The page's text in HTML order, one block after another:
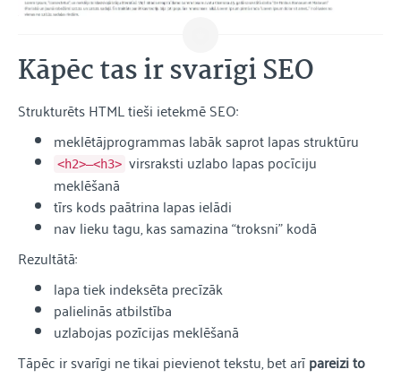
Kāpēc tas ir svarīgi SEO
Strukturēts HTML tieši ietekmē SEO:
meklētājprogrammas labāk saprot lapas struktūru
<h2>–<h3> virsraksti uzlabo lapas pocīciju
meklēšanā
tīrs kods paātrina lapas ielādi
nav lieku tagu, kas samazina “troksni” kodā
Rezultātā:
lapa tiek indeksēta precīzāk
palielinās atbilstība
uzlabojas pozīcijas meklēšanā
Tāpēc ir svarīgi ne tikai pievienot tekstu, bet arīpareizi to